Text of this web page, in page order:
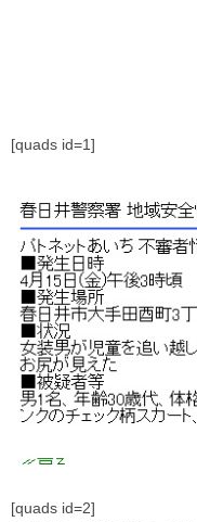
[quads id=1]
[quads id=2]